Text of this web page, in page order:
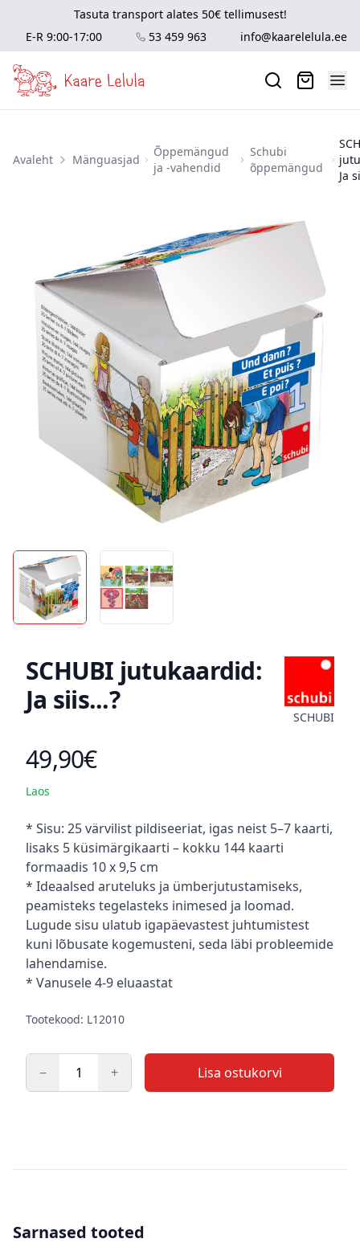
Tasuta transport alates 50€ tellimusest!
E-R 9:00-17:00
53 459 963 info@kaarelelula.ee
Avaleht Mänguasjad
Õppemängud
ja -vahendid
Schubi
õppemängud
Ja
SCHUBI jutukaardid:
Ja siis...?
SCHUBI
Toote hind
49,90€
Laos
Kirjeldus
* Sisu: 25 värvilist pildiseeriat, igas neist 5–7 kaarti,
lisaks 5 küsimärgikaarti – kokku 144 kaarti
formaadis 10 x 9,5 cm
* Ideaalsed aruteluks ja ümberjutustamiseks,
peamisteks tegelasteks inimesed ja loomad.
Lugude sisu ulatub igapäevastest juhtumistest
kuni lõbusate kogemusteni, seda läbi probleemide
lahendamise.
* Vanusele 4-9 eluaastat
Tootekood: L12010
− + Lisa ostukorvi
Sarnased tooted